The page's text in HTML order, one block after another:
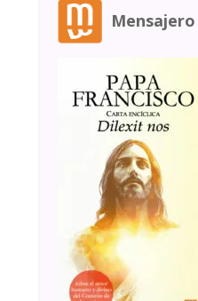
Mensajero